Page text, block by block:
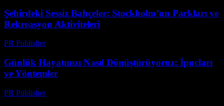
Şehirdeki Sessiz Bahçeler: Stockholm’un Parkları ve
Rekreasyon Aktiviteleri
PR Publisher-
Günlük Hayatınızı Nasıl Dönüştürüyoruz: İpucları
ve Yöntemler
PR Publisher-